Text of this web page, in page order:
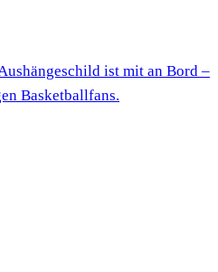
ist mit an Bord –
Basketballfans.